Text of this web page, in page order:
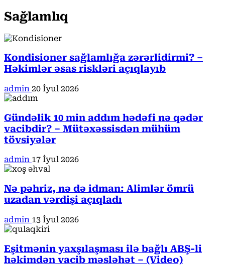
Sağlamlıq
Kondisioner sağlamlığa zərərlidirmi? –
Həkimlər əsas riskləri açıqlayıb
admin 20 İyul 2026
Gündəlik 10 min addım hədəfi nə qədər
vacibdir? – Mütəxəssisdən mühüm
tövsiyələr
admin 17 İyul 2026
Nə pəhriz, nə də idman: Alimlər ömrü
uzadan vərdişi açıqladı
admin 13 İyul 2026
Eşitmənin yaxşılaşması ilə bağlı ABŞ-li
həkimdən vacib məsləhət – (Video)